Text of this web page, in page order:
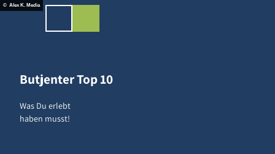
Z
Shop
© Alex K. Media
Butjenter Top 10
Was Du erlebt
haben musst!